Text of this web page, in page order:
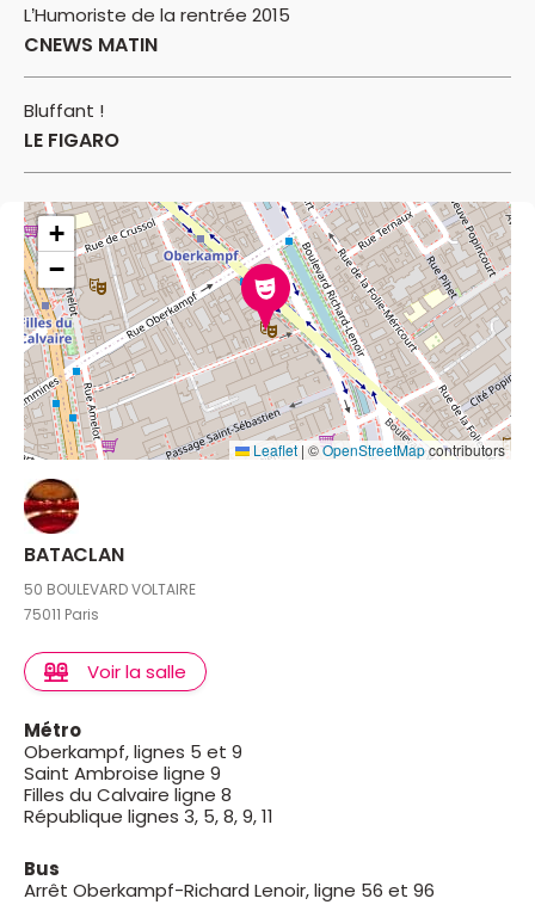
L’Humoriste de la rentrée 2015
CNEWS MATIN
Bluffant !
LE FIGARO
+
−
Leaflet | ©OpenStreetMapcontributors
BATACLAN
50 BOULEVARD VOLTAIRE
75011 Paris
Voir la salle
Métro
Oberkampf, lignes 5 et 9
Saint Ambroise ligne 9
Filles du Calvaire ligne 8
République lignes 3, 5, 8, 9, 11
Bus
Arrêt Oberkampf-Richard Lenoir, ligne 56 et 96